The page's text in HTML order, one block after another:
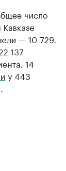
число
— 10 729.
137
14
у 443